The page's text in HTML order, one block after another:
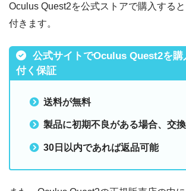
Oculus Quest2を公式ストアで購入する
付きます。
公式サイトでOculus Quest2を購
付く保証
送料が無料
製品に初期不良がある場合、交
30日以内であれば返品可能